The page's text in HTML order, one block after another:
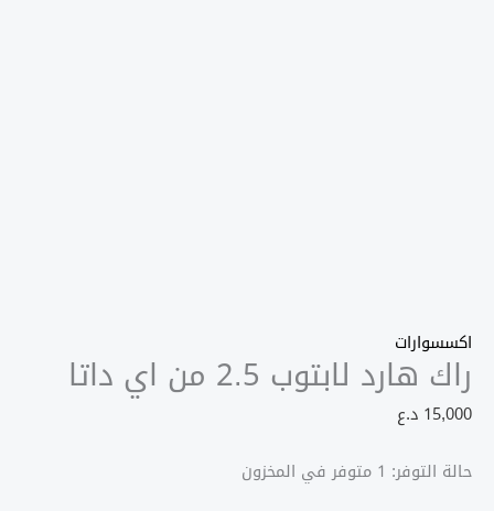
اكسسوارات
راك هارد لابتوب 2.5 من اي داتا
15,000 د.ع
حالة التوفر: 1 متوفر في المخزون